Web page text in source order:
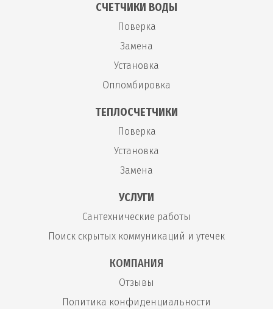
СЧЕТЧИКИ ВОДЫ
Поверка
Замена
Установка
Опломбировка
ТЕПЛОСЧЕТЧИКИ
Поверка
Установка
Замена
УСЛУГИ
Сантехнические работы
Поиск скрытых коммуникаций и утечек
КОМПАНИЯ
Отзывы
Политика конфиденциальности